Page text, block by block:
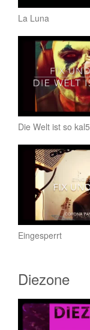
La Luna
Die Welt ist so kal5
Eingesperrt
Diezone